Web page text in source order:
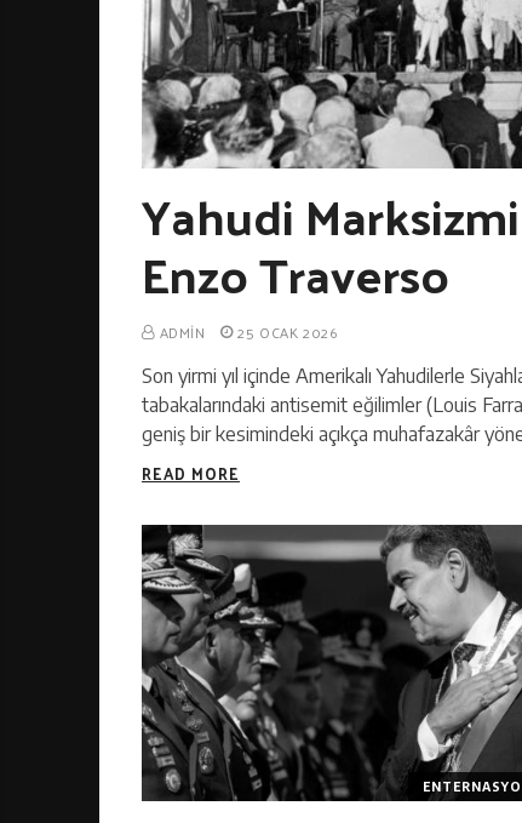
Yahudi
Enzo Traverso
ADMIN 25 OCAK 2026
Son yirmi yıl içinde Amerikalı Yahudilerle
tabakalarındaki antisemit eğilimler (Louis
geniş bir kesimindeki açıkça muhafazakâr
READ MORE